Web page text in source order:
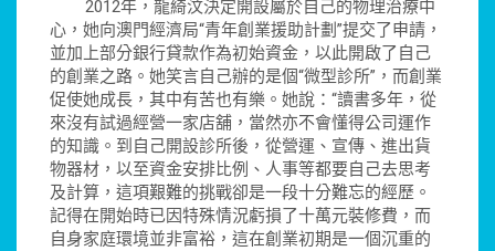
2012年，龍綺汶決定開設屬於自己的物理治療中
心，她向澳門經濟局“青年創業援助計劃”提交了申請，
並加上部分銀行貸款作為初始資金，以此開啟了自己
的創業之路。她笑言自己辦的是個“微型診所”，而創業
促使她成長，其中有苦也有樂。她說：“讀書多年，從
來沒有試過經營一家店舖，當然亦不會懂得公司運作
的知識。到自己開設診所後，從營運、宣傳、進出貨
物器材，以至資金安排比例、人事等都要自己去思考
及計算，這項艱難的挑戰卻是一段十分難忘的經歷。
記得在開始時已因特殊情況虧損了十萬元裝修費，而
自身家庭環境並非富裕，這在創業初期是一個沉重的